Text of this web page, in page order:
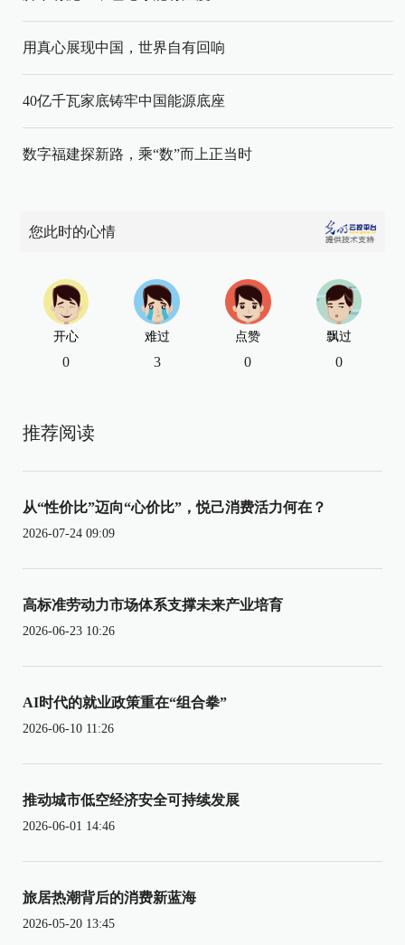
用真心展现中国，世界自有回响
40亿千瓦家底铸牢中国能源底座
数字福建探新路，乘“数”而上正当时
您此时的心情
开心
0
难过
3
点赞
0
飘过
0
推荐阅读
从“性价比”迈向“心价比”，悦己消费活力何在？
2026-07-24 09:09
高标准劳动力市场体系支撑未来产业培育
2026-06-23 10:26
AI时代的就业政策重在“组合拳”
2026-06-10 11:26
推动城市低空经济安全可持续发展
2026-06-01 14:46
旅居热潮背后的消费新蓝海
2026-05-20 13:45